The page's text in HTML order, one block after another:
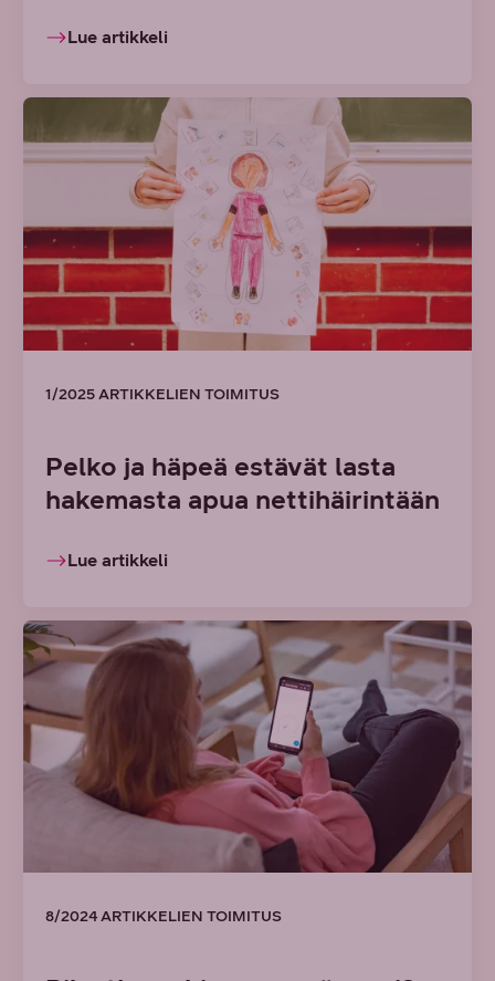
Lue artikkeli
1/2025 ARTIKKELIEN TOIMITUS
Pelko ja häpeä estävät lasta
hakemasta apua nettihäirintään
Lue artikkeli
8/2024 ARTIKKELIEN TOIMITUS